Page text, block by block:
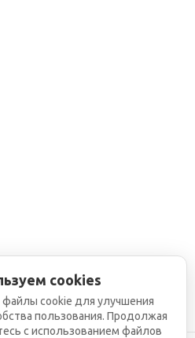
cookies
файлы cookie для улучшения
пользования. Продолжая
с использованием файлов